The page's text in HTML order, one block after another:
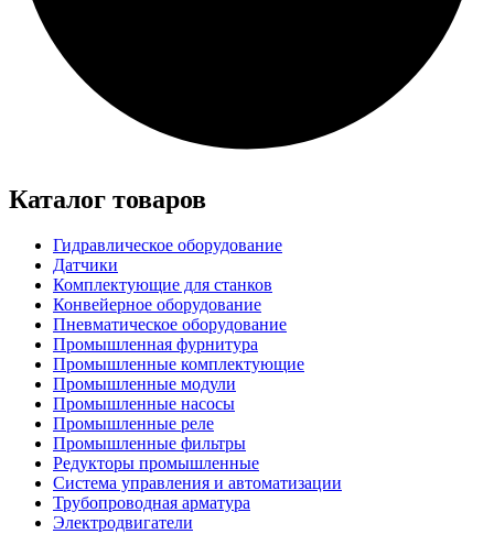
Каталог товаров
Гидравлическое оборудование
Датчики
Комплектующие для станков
Конвейерное оборудование
Пневматическое оборудование
Промышленная фурнитура
Промышленные комплектующие
Промышленные модули
Промышленные насосы
Промышленные реле
Промышленные фильтры
Редукторы промышленные
Система управления и автоматизации
Трубопроводная арматура
Электродвигатели